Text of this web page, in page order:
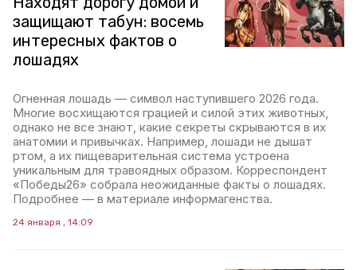
защищают табун: восемь
интересных фактов о
лошадях
Огненная лошадь — символ наступившего 2026 года.
Многие восхищаются грацией и силой этих животных,
однако не все знают, какие секреты скрываются в их
анатомии и привычках. Например, лошади не дышат
ртом, а их пищеварительная система устроена
уникальным для травоядных образом. Корреспондент
«Победы26» собрала неожиданные факты о лошадях.
Подробнее — в материале информагенства.
24 января , 14:09